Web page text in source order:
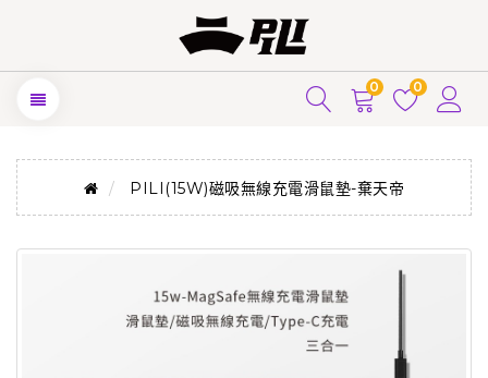
0 0
PILI(15W)磁吸無線充電滑鼠墊-棄天帝